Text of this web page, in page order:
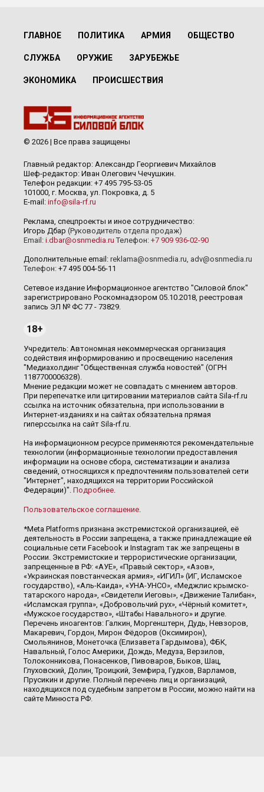
ГЛАВНОЕ ПОЛИТИКА АРМИЯ ОБЩЕСТВО
СЛУЖБА ОРУЖИЕ ЗАРУБЕЖЬЕ
ЭКОНОМИКА ПРОИСШЕСТВИЯ
© 2026 | Все права защищены
Главный редактор: Александр Георгиевич Михайлов
Шеф-редактор: Иван Олегович Чечушкин.
Телефон редакции: +7 495 795-53-05
101000, г. Москва, ул. Покровка, д. 5
E-mail: info@sila-rf.ru
Реклама, спецпроекты и иное сотрудничество:
Игорь Дбар (Руководитель отдела продаж)
Email: i.dbar@osnmedia.ru Телефон: +7 909 936-02-90
Дополнительные email: reklama@osnmedia.ru, adv@osnmedia.ru
Телефон: +7 495 004-56-11
Сетевое издание Информационное агентство "Силовой блок"
зарегистрировано Роскомнадзором 05.10.2018, реестровая
запись ЭЛ № ФС 77 - 73829.
18+
Учредитель: Автономная некоммерческая организация
содействия информированию и просвещению населения
"Медиахолдинг "Общественная служба новостей" (ОГРН
1187700006328).
Мнение редакции может не совпадать с мнением авторов.
При перепечатке или цитировании материалов сайта Sila-rf.ru
ссылка на источник обязательна, при использовании в
Интернет-изданиях и на сайтах обязательна прямая
гиперссылка на сайт Sila-rf.ru.
На информационном ресурсе применяются рекомендательные
технологии (информационные технологии предоставления
информации на основе сбора, систематизации и анализа
сведений, относящихся к предпочтениям пользователей сети
"Интернет", находящихся на территории Российской
Федерации)". Подробнее.
Пользовательское соглашение.
*Meta Platforms признана экстремистской организацией, её
деятельность в России запрещена, а также принадлежащие ей
социальные сети Facebook и Instagram так же запрещены в
России. Экстремистские и террористические организации,
запрещенные в РФ: «АУЕ», «Правый сектор», «Азов»,
«Украинская повстанческая армия», «ИГИЛ» (ИГ, Исламское
государство), «Аль-Каида», «УНА-УНСО», «Меджлис крымско-
татарского народа», «Свидетели Иеговы», «Движение Талибан»,
«Исламская группа», «Добровольчий рух», «Чёрный комитет»,
«Мужское государство», «Штабы Навального» и другие.
Перечень иноагентов: Галкин, Моргенштерн, Дудь, Невзоров,
Макаревич, Гордон, Мирон Фёдоров (Оксимирон),
Смольянинов, Монеточка (Елизавета Гардымова), ФБК,
Навальный, Голос Америки, Дождь, Медуза, Верзилов,
Толоконникова, Понасенков, Пивоваров, Быков, Шац,
Глуховский, Долин, Троицкий, Земфира, Гудков, Варламов,
Прусикин и другие. Полный перечень лиц и организаций,
находящихся под судебным запретом в России, можно найти на
сайте Минюста РФ.